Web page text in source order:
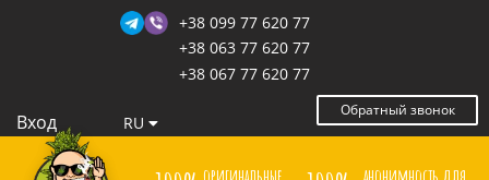
+38 099 77 620 77
+38 063 77 620 77
+38 067 77 620 77
Обратный звонок
Вход RU